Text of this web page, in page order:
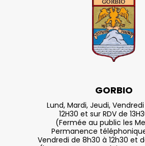
GORBIO
Lund, Mardi, Jeudi,
12H30 et sur RDV de
(Fermée au public les
Permanence
Vendredi de 8h30 à 12h30 et